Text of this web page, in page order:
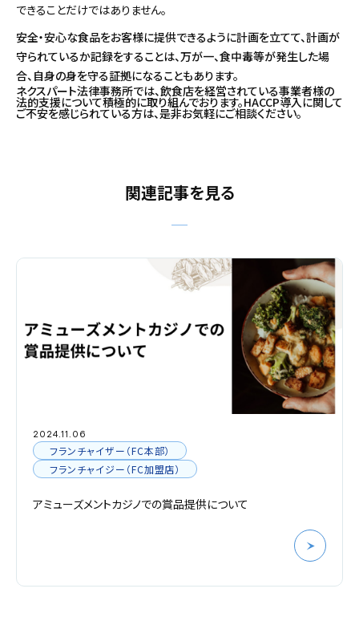
できることだけではありません。
安全・安心な食品をお客様に提供できるように計画を立てて、計画が
守られているか記録をすることは、万が一、食中毒等が発生した場
合、自身の身を守る証拠になることもあります。
ネクスパート法律事務所では、飲食店を経営されている事業者様の
法的支援について積極的に取り組んでおります。HACCP導入に関して
ご不安を感じられている方は、是非お気軽にご相談ください。
関連記事を見る
2024.11.06
フランチャイザー（FC本部）
フランチャイジー（FC加盟店）
アミューズメントカジノでの賞品提供について